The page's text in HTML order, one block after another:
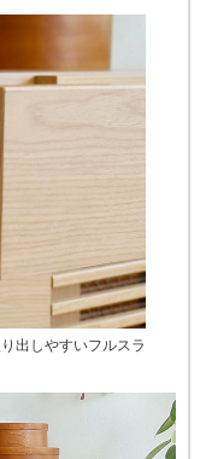
出しやすいフルスラ